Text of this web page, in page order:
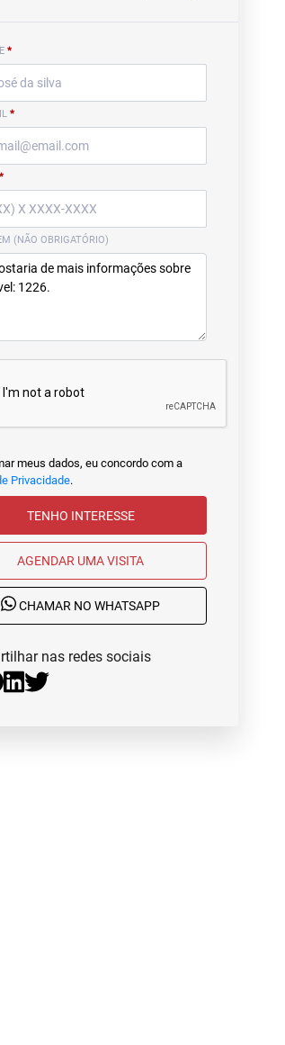
*
*
*
(NÃO OBRIGATÓRIO)
meus dados, eu concordo com a
Privacidade.
TENHO INTERESSE
AGENDAR UMA VISITA
CHAMAR NO WHATSAPP
nas redes sociais